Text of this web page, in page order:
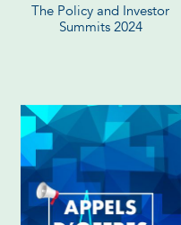
The Policy and Investor
Summits 2024